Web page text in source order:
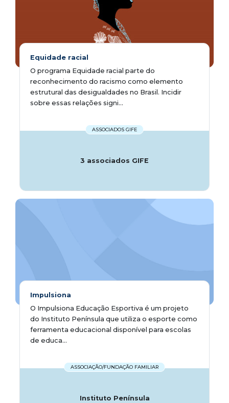
Equidade racial
O programa Equidade racial parte do
reconhecimento do racismo como elemento
estrutural das desigualdades no Brasil. Incidir
sobre essas relações signi...
ASSOCIADOS GIFE
3 associados GIFE
Impulsiona
O Impulsiona Educação Esportiva é um projeto
do Instituto Península que utiliza o esporte como
ferramenta educacional disponível para escolas
de educa...
ASSOCIAÇÃO/FUNDAÇÃO FAMILIAR
Instituto Península